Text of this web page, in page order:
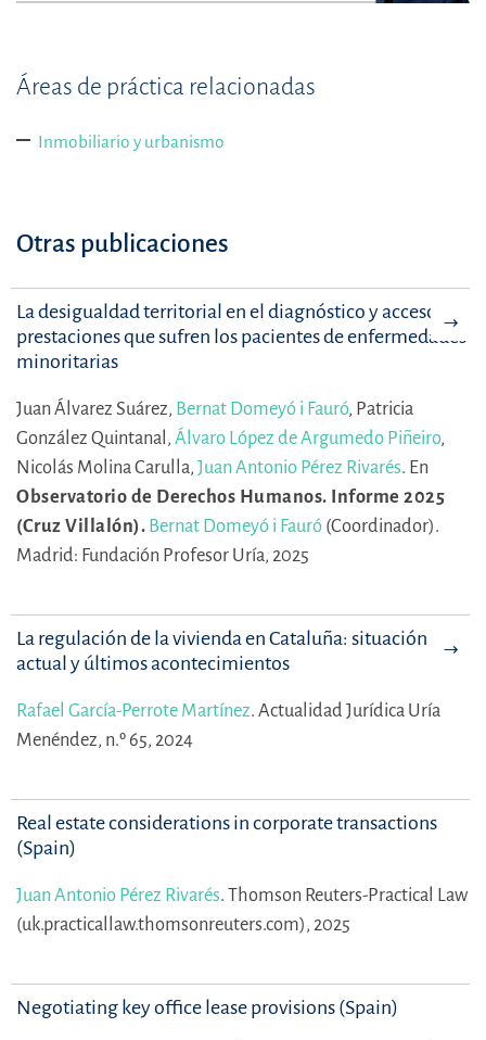
Áreas de práctica relacionadas
Inmobiliario y urbanismo
Otras publicaciones
La desigualdad territorial en el diagnóstico y acceso a
prestaciones que sufren los pacientes de enfermedades
minoritarias
Juan Álvarez Suárez, Bernat Domeyó i Fauró, Patricia
González Quintanal, Álvaro López de Argumedo Piñeiro,
Nicolás Molina Carulla, Juan Antonio Pérez Rivarés. En
Observatorio de Derechos Humanos. Informe 2025
(Cruz Villalón). Bernat Domeyó i Fauró (Coordinador).
Madrid: Fundación Profesor Uría, 2025
La regulación de la vivienda en Cataluña: situación
actual y últimos acontecimientos
Rafael García-Perrote Martínez. Actualidad Jurídica Uría
Menéndez, n.º 65, 2024
Real estate considerations in corporate transactions
(Spain)
Juan Antonio Pérez Rivarés. Thomson Reuters-Practical Law
(uk.practicallaw.thomsonreuters.com), 2025
Negotiating key office lease provisions (Spain)